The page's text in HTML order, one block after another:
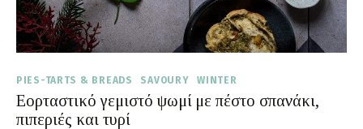
PIES-TARTS & BREADS SAVOURY WINTER
Εορταστικό γεμιστό ψωμί με πέστο σπανάκι,
πιπεριές και τυρί